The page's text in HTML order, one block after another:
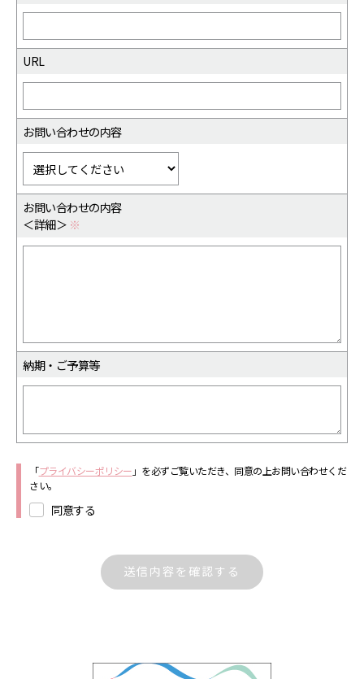
URL
お問い合わせの内容
お問い合わせの内容
＜詳細＞ ※
納期・ご予算等
「プライバシーポリシー 」を必ずご覧いただき、同意の上お問い合わせくだ
さい。
同意する
送信内容を確認する